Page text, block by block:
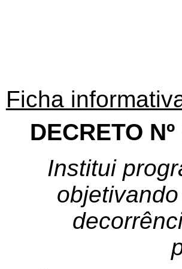
Ficha
DECRETO
Institui